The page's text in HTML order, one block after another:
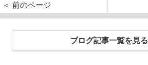
＜ 前のページ
ブログ記事一覧を見る